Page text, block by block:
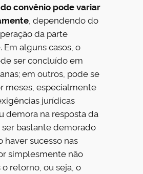
convênio pode variar
, dependendo do
da parte
alguns casos, o
ser concluído em
em outros, pode se
meses, especialmente
jurídicas
demora na resposta da
bastante demorado
haver sucesso nas
simplesmente não
retorno, ou seja, o